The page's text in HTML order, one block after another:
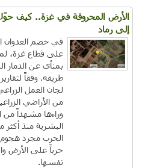
الأرض المحروقة في غزة.. كيف حوّل
إلى رماد
في خضم العدوان
على قطاع غزة، لم
بمنأى عن
طريقه. وفقاً
من الأراضي
وراءها مشهداً
البشرية منذ
الحرب مجرد
حرباً على الأرض
نفسها.